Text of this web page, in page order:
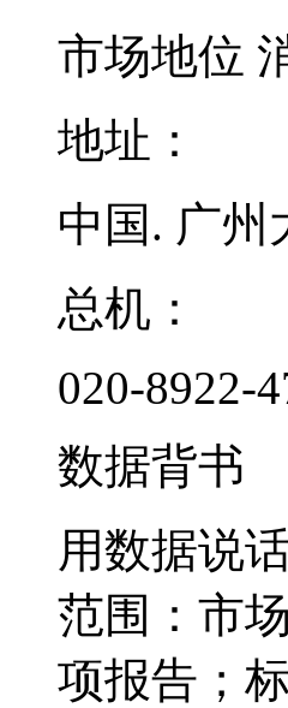
市场地位
地址：
中国. 广州
总机：
020-8922-
数据背书
用数据说
范围：市
项报告；